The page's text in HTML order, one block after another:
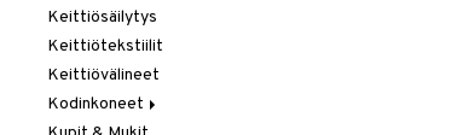
Keittiösäilytys
Keittiötekstiilit
Keittiövälineet
Kodinkoneet